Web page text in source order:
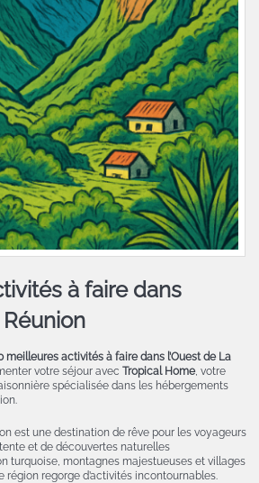
à faire dans
meilleures activités à faire dans l’Ouest de La
votre séjour avec Tropical Home, votre
spécialisée dans les hébergements
est une destination de rêve pour les voyageurs
et de découvertes naturelles
turquoise, montagnes majestueuses et villages
regorge d’activités incontournables.